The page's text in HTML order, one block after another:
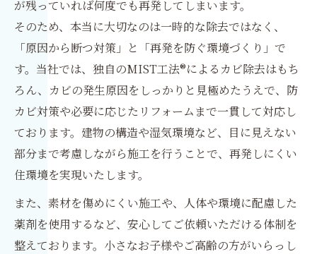
が残っていれば何度でも再発してしまいます。
そのため、本当に大切なのは一時的な除去ではなく、
「原因から断つ対策」と「再発を防ぐ環境づくり」で
す。当社では、独自のMIST工法®によるカビ除去はもち
ろん、カビの発生原因をしっかりと見極めたうえで、防
カビ対策や必要に応じたリフォームまで一貫して対応し
ております。建物の構造や湿気環境など、目に見えない
部分まで考慮しながら施工を行うことで、再発しにくい
住環境を実現いたします。
また、素材を傷めにくい施工や、人体や環境に配慮した
薬剤を使用するなど、安心してご依頼いただける体制を
整えております。小さなお子様やご高齢の方がいらっし